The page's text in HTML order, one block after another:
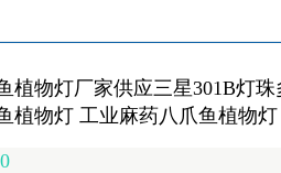
植物灯厂家供应三星301B灯珠
植物灯 工业麻药八爪鱼植物灯